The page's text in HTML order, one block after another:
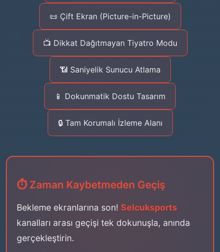
📜 Çift Ekran (Picture-in-Picture)
📺 Dikkat Dağıtmayan Tiyatro Modu
📶 Saniyelik Sunucu Atlama
📱 Dokunmatik Dostu Tasarım
🔒 Tam Korumalı İzleme Alanı
⏱️ Zaman Kaybetmeden Geçiş
Bekleme ekranlarına son! Selcuksports
kanalları arası geçişi tek dokunuşla, anında
gerçekleştirin.